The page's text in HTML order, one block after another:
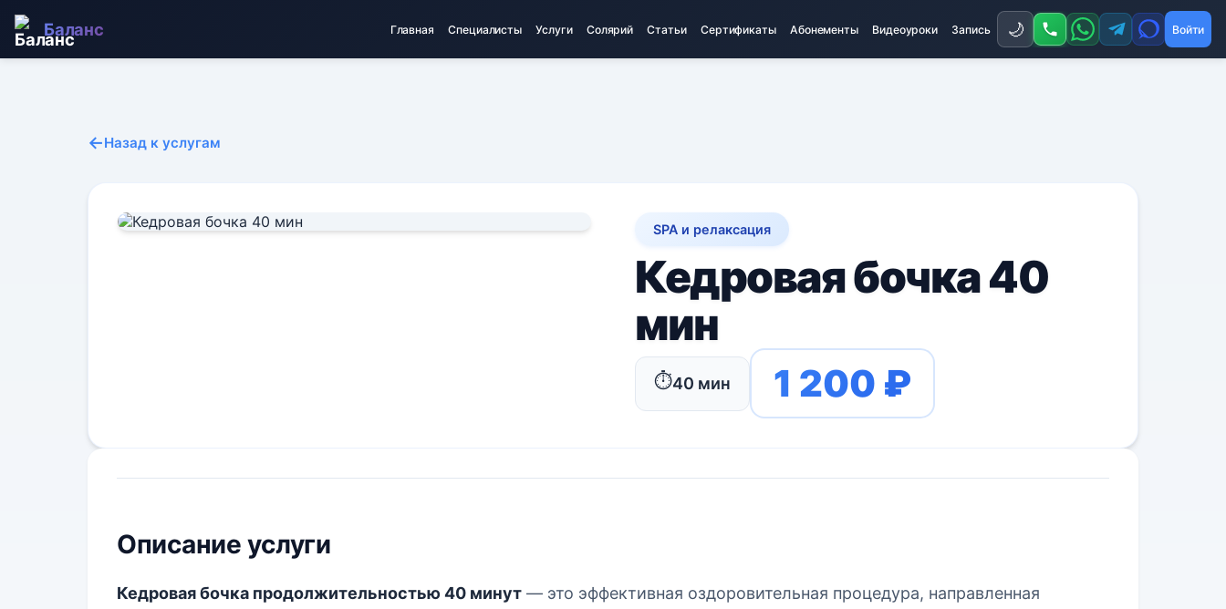
Баланс Главная Специалисты Услуги Солярий Статьи Сертификаты Абонементы Видеоуроки Запись 🌙 Войти
←Назад к услугам
SPA и релаксация
Кедровая бочка 40
мин
⏱️40 мин 1 200 ₽
Описание услуги
Кедровая бочка продолжительностью 40 минут — это эффективная оздоровительная процедура, направленная